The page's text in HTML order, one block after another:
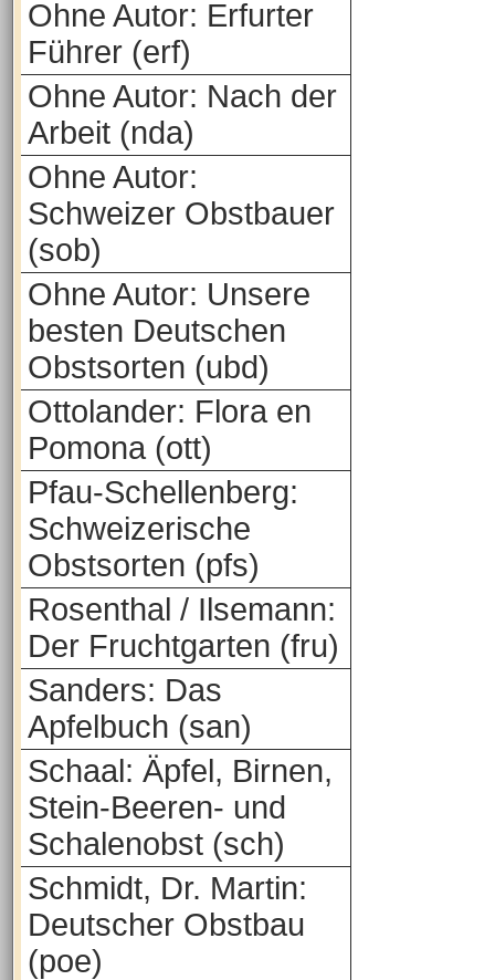
Ohne Autor: Erfurter
Führer (erf)
Ohne Autor: Nach der
Arbeit (nda)
Ohne Autor:
Schweizer Obstbauer
(sob)
Ohne Autor: Unsere
besten Deutschen
Obstsorten (ubd)
Ottolander: Flora en
Pomona (ott)
Pfau-Schellenberg:
Schweizerische
Obstsorten (pfs)
Rosenthal / Ilsemann:
Der Fruchtgarten (fru)
Sanders: Das
Apfelbuch (san)
Schaal: Äpfel, Birnen,
Stein-Beeren- und
Schalenobst (sch)
Schmidt, Dr. Martin:
Deutscher Obstbau
(poe)